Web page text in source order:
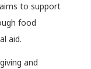
to support
food
aid.
and